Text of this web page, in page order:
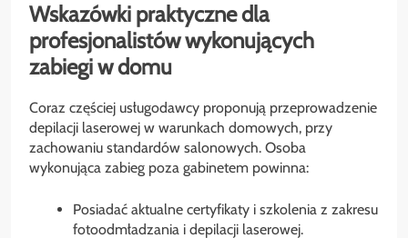
Wskazówki praktyczne dla
profesjonalistów wykonujących
zabiegi w domu
Coraz częściej usługodawcy proponują przeprowadzenie
depilacji laserowej w warunkach domowych, przy
zachowaniu standardów salonowych. Osoba
wykonująca zabieg poza gabinetem powinna:
Posiadać aktualne certyfikaty i szkolenia z zakresu
fotoodmładzania i depilacji laserowej.